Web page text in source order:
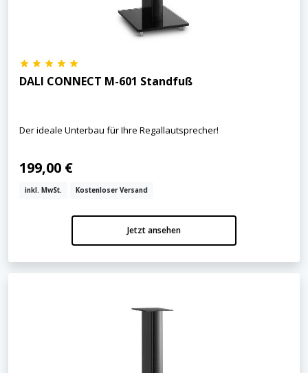
DALI CONNECT M-601 Standfuß
Der ideale Unterbau für Ihre Regallautsprecher!
199,00 €
inkl. MwSt. Kostenloser Versand
Jetzt ansehen